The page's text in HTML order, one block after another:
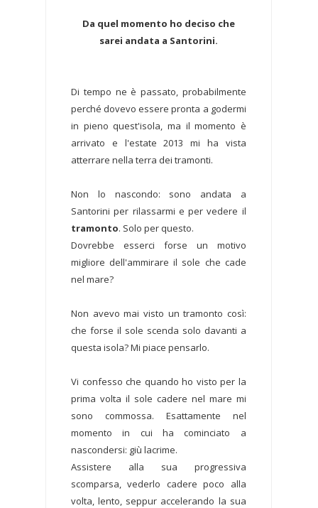
Da quel momento ho deciso che
sarei andata a Santorini.
Di tempo ne è passato, probabilmente
perché dovevo essere pronta a godermi
in pieno quest'isola, ma il momento è
arrivato e l'estate 2013 mi ha vista
atterrare nella terra dei tramonti.
Non lo nascondo: sono andata a
Santorini per rilassarmi e per vedere il
tramonto. Solo per questo.
Dovrebbe esserci forse un motivo
migliore dell'ammirare il sole che cade
nel mare?
Non avevo mai visto un tramonto così:
che forse il sole scenda solo davanti a
questa isola? Mi piace pensarlo.
Vi confesso che quando ho visto per la
prima volta il sole cadere nel mare mi
sono commossa. Esattamente nel
momento in cui ha cominciato a
nascondersi: giù lacrime.
Assistere alla sua progressiva
scomparsa, vederlo cadere poco alla
volta, lento, seppur accelerando la sua